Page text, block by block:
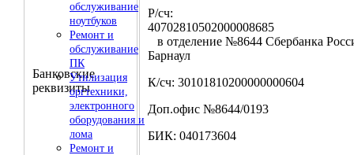
обслуживание
ноутбуков
Ремонт и
обслуживание
ПК
Утилизация
оргтехники,
электронного
оборудования и
лома
Ремонт и
Банковские
реквизиты
Р/сч:
в отделение №8644 Сбербанка
Барнаул
К/сч: 30101810200000000604
Доп.офис №8644/0193
БИК: 040173604